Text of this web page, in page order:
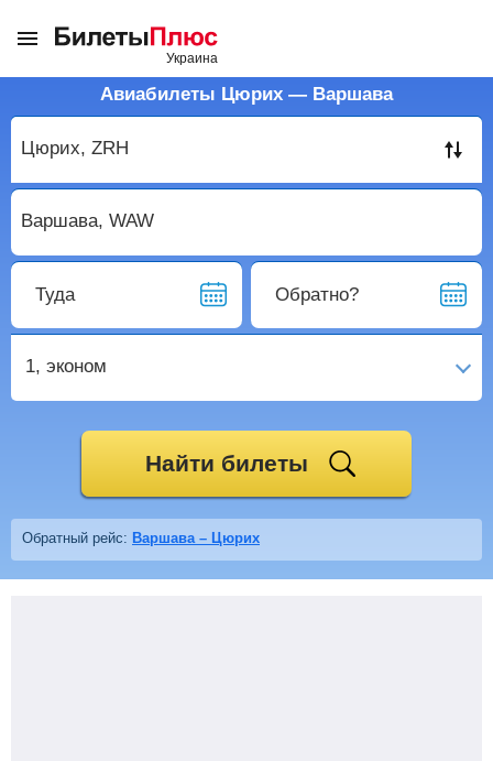
Авиабилеты Цюрих — Варшава
Туда Обратно?
1, эконом
Найти билеты
Обратный рейс: Варшава – Цюрих